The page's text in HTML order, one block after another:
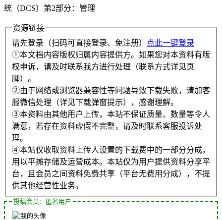
统（DCS）第2部分：管理
资源链接
请先登录（扫码可直接登录、免注册）
点此一键登录
①本文档内容版权归属内容提供方。如果您对本资料有版
权申诉，请及时联系我方进行处理（联系方式详见页
脚）。
②由于网络或浏览器兼容性等问题导致下载失败，请加客
服微信处理（详见下载弹窗提示），感谢理解。
③本资料由其他用户上传，本站不保证质量、数量等令人
满意，若存在资料虚假不完整，请及时联系客服投诉处
理。
④本站仅收取资料上传人设置的下载费中的一部分分成，
用以平摊存储及运营成本。本站仅为用户提供资料分享平
台，且会员之间资料免费共享（平台无费用分成），不提
供其他经营性业务。
投稿会员：匿名用户